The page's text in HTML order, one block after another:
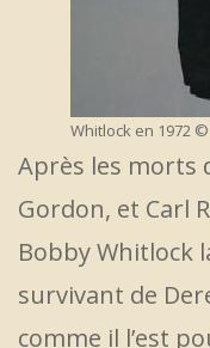
Whitlock en 1972
Après les morts
Gordon, et Carl
Bobby Whitlock
survivant de
comme il l’est